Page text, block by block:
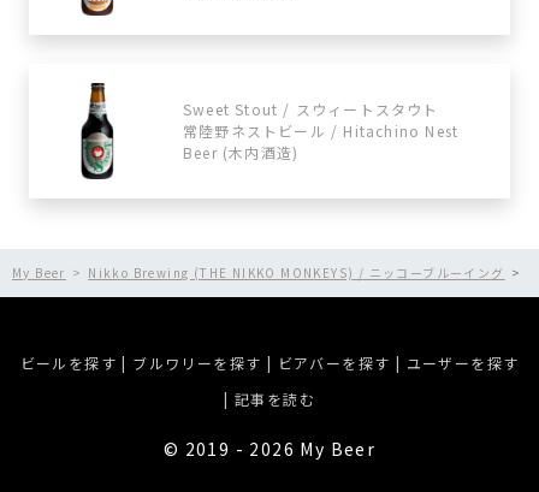
Sweet Stout / スウィートスタウト
常陸野ネストビール / Hitachino Nest
Beer (木内酒造)
My Beer Nikko Brewing (THE NIKKO MONKEYS) / ニッコーブルーイング
ビールを探す | ブルワリーを探す | ビアバーを探す | ユーザーを探す
| 記事を読む
©︎ 2019 - 2026 My Beer